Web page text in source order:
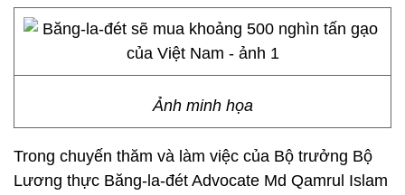
Ảnh minh họa
Trong chuyến thăm và làm việc của Bộ trưởng Bộ
Lương thực Băng-la-đét Advocate Md Qamrul Islam